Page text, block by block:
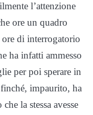
l’attenzione
ore un quadro
di interrogatorio
ha infatti ammesso
per poi sperare in
impaurito, ha
la stessa avesse